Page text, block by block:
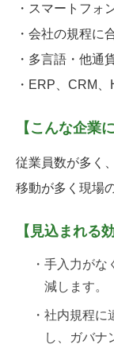
・スマートフォ
・会社の規程に
・多言語・他通
・ERP、CRM
【こんな企業
従業員数が多く
移動が多く現場
【見込まれる
・手入力が
減します。
・社内規程
し、ガバナ